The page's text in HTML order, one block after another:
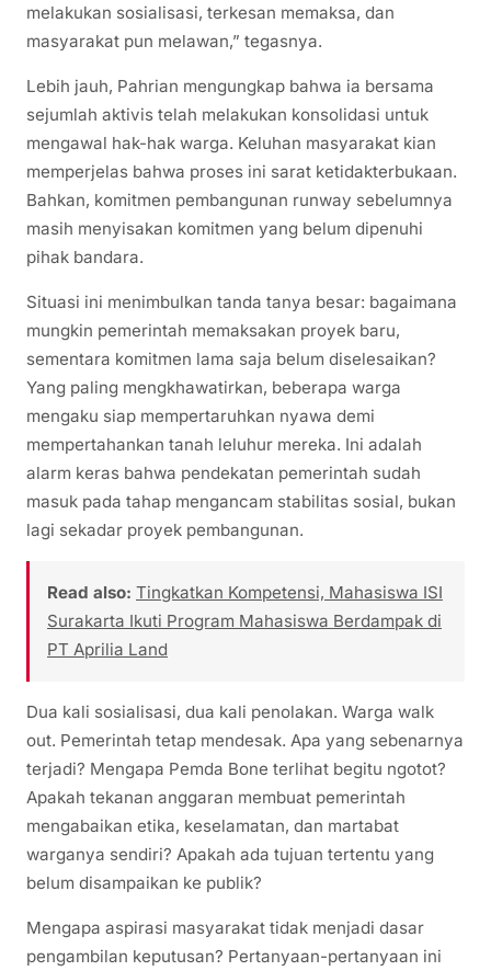
melakukan sosialisasi, terkesan memaksa, dan
masyarakat pun melawan,” tegasnya.
Lebih jauh, Pahrian mengungkap bahwa ia bersama
sejumlah aktivis telah melakukan konsolidasi untuk
mengawal hak-hak warga. Keluhan masyarakat kian
memperjelas bahwa proses ini sarat ketidakterbukaan.
Bahkan, komitmen pembangunan runway sebelumnya
masih menyisakan komitmen yang belum dipenuhi
pihak bandara.
Situasi ini menimbulkan tanda tanya besar: bagaimana
mungkin pemerintah memaksakan proyek baru,
sementara komitmen lama saja belum diselesaikan?
Yang paling mengkhawatirkan, beberapa warga
mengaku siap mempertaruhkan nyawa demi
mempertahankan tanah leluhur mereka. Ini adalah
alarm keras bahwa pendekatan pemerintah sudah
masuk pada tahap mengancam stabilitas sosial, bukan
lagi sekadar proyek pembangunan.
Read also: Tingkatkan Kompetensi, Mahasiswa ISI
Surakarta Ikuti Program Mahasiswa Berdampak di
PT Aprilia Land
Dua kali sosialisasi, dua kali penolakan. Warga walk
out. Pemerintah tetap mendesak. Apa yang sebenarnya
terjadi? Mengapa Pemda Bone terlihat begitu ngotot?
Apakah tekanan anggaran membuat pemerintah
mengabaikan etika, keselamatan, dan martabat
warganya sendiri? Apakah ada tujuan tertentu yang
belum disampaikan ke publik?
Mengapa aspirasi masyarakat tidak menjadi dasar
pengambilan keputusan? Pertanyaan-pertanyaan ini